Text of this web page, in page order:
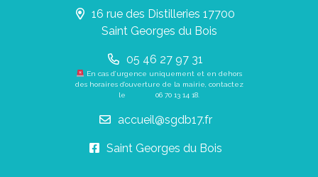
16 rue des Distilleries 17700
Saint Georges du Bois
05 46 27 97 31
En cas d’urgence uniquement et en dehors
des horaires d’ouverture de la mairie, contactez
le 06 70 13 14 18
accueil@sgdb17.fr
Saint Georges du Bois